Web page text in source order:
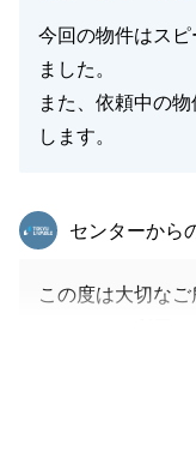
今回の物件はス
ました。
また、依頼中の
します。
東急リバブル
センターから
この度は大切な
ご希望として頂
売却」の実現が